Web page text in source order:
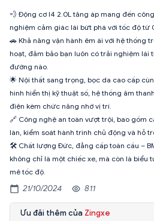
💨 Động cơ I4 2.0L tăng áp mang đến
nghiệm cảm giác lái bứt phá với tốc độ từ
🚗 Khả năng vận hành êm ái với hệ thống
hoạt, đảm bảo bạn luôn có trải nghiệm lái
đường nào.
🌟 Nội thất sang trọng, bọc da cao cấp
hình hiển thị kỹ thuật số, hệ thống âm
điện kèm chức năng nhớ vị trí.
🔗 Công nghệ an toàn vượt trội, bao gồm
làn, kiểm soát hành trình chủ động và hỗ
🛠️ Chất lượng Đức, đẳng cấp toàn cầu –
không chỉ là một chiếc xe, mà còn là biểu
mê tốc độ.
21/10/2024 811
Ưu đãi thêm của Zingxe